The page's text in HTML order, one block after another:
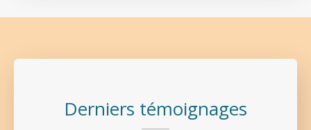
Derniers témoignages